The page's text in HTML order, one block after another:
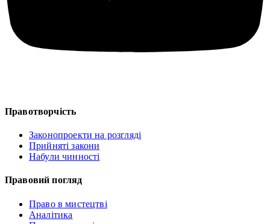
Правотворчість
Законопроекти на розгляді
Прийняті закони
Набули чинності
Правовий погляд
Право в мистецтві
Аналітика